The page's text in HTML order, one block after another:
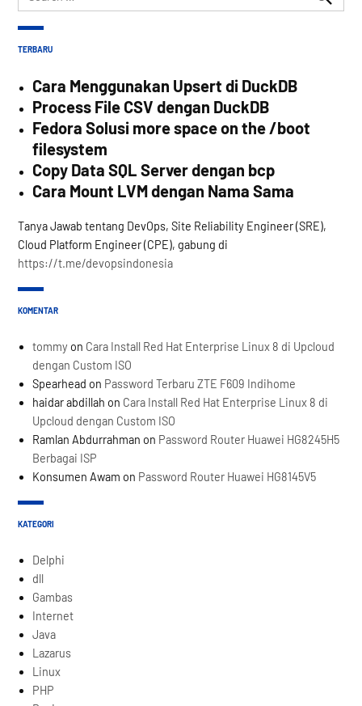
for:
Search
TERBARU
Cara Menggunakan Upsert di DuckDB
Process File CSV dengan DuckDB
Fedora Solusi more space on the /boot
filesystem
Copy Data SQL Server dengan bcp
Cara Mount LVM dengan Nama Sama
Tanya Jawab tentang DevOps, Site Reliability Engineer (SRE),
Cloud Platform Engineer (CPE), gabung di
https://t.me/devopsindonesia
KOMENTAR
tommy on Cara Install Red Hat Enterprise Linux 8 di Upcloud
dengan Custom ISO
Spearhead on Password Terbaru ZTE F609 Indihome
haidar abdillah on Cara Install Red Hat Enterprise Linux 8 di
Upcloud dengan Custom ISO
Ramlan Abdurrahman on Password Router Huawei HG8245H5
Berbagai ISP
Konsumen Awam on Password Router Huawei HG8145V5
KATEGORI
Delphi
dll
Gambas
Internet
Java
Lazarus
Linux
PHP